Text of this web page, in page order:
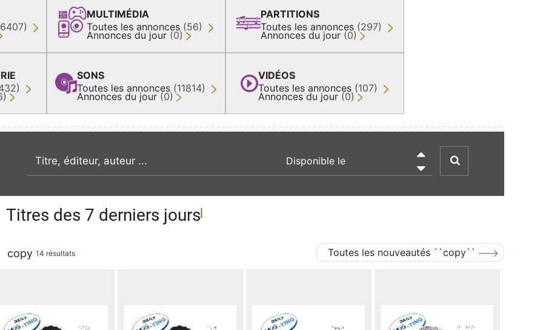
MULTIMÉDIA
Toutes les annonces (56)
Annonces du jour (0)
SONS
Toutes les annonces (11814)
Annonces du jour (0)
PARTITIONS
Toutes les annonces (297)
Annonces du jour (0)
VIDÉOS
Toutes les annonces (107)
Annonces du jour (0)
recherche par mot clé

Titres des 7 derniers jours
copy 14 résultats Toutes les nouveautés ``copy``